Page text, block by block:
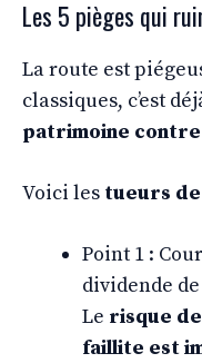
Les 5 pièges qui
La route est
classiques, c’est
patrimoine contre
Voici les tueurs
Point 1 :
dividende
Le risque
faillite est